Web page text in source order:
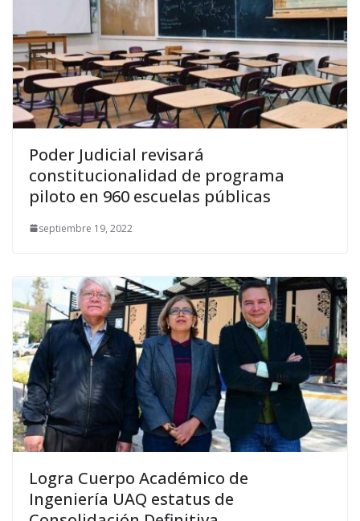
Poder Judicial revisará
constitucionalidad de programa
piloto en 960 escuelas públicas
septiembre 19, 2022
Logra Cuerpo Académico de
Ingeniería UAQ estatus de